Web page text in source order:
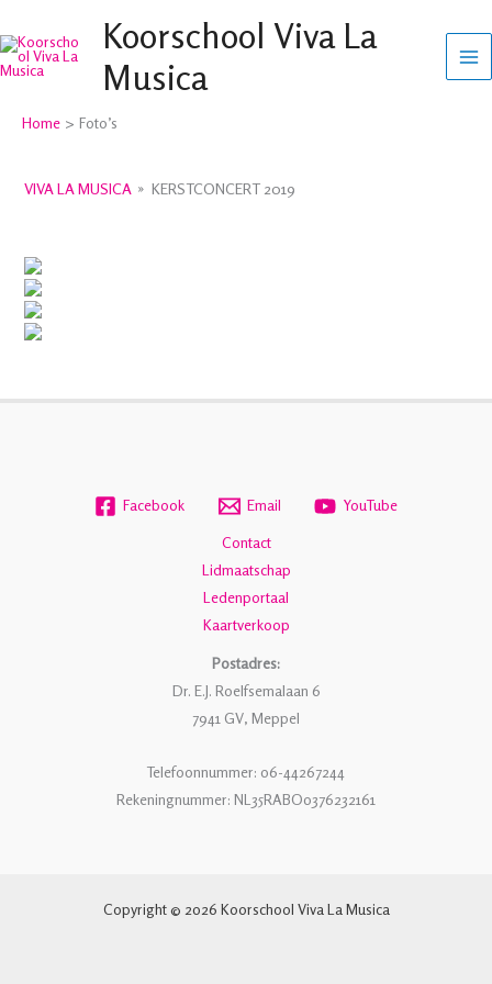
naar
de
Koorschool Viva La
Musica
Home Foto’s
VIVA LA MUSICA » KERSTCONCERT 2019
Facebook Email YouTube
Contact
Lidmaatschap
Ledenportaal
Kaartverkoop
Postadres:
Dr. E.J. Roelfsemalaan 6
7941 GV, Meppel
Telefoonnummer: 06-44267244
Rekeningnummer: NL35RABO0376232161
Copyright © 2026 Koorschool Viva La Musica